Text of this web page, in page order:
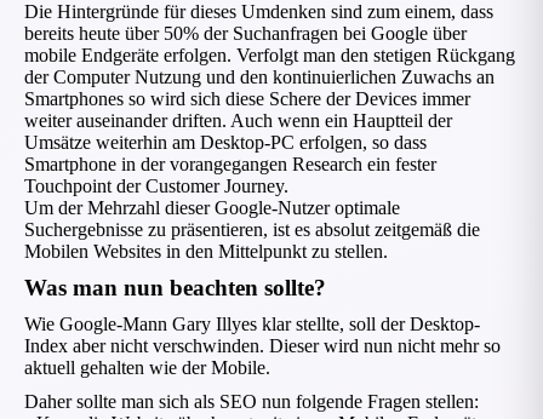
Die Hintergründe für dieses Umdenken sind zum einem, dass
bereits heute über 50% der Suchanfragen bei Google über
mobile Endgeräte erfolgen. Verfolgt man den stetigen Rückgang
der Computer Nutzung und den kontinuierlichen Zuwachs an
Smartphones so wird sich diese Schere der Devices immer
weiter auseinander driften. Auch wenn ein Hauptteil der
Umsätze weiterhin am Desktop-PC erfolgen, so dass
Smartphone in der vorangegangen Research ein fester
Touchpoint der Customer Journey.
Um der Mehrzahl dieser Google-Nutzer optimale
Suchergebnisse zu präsentieren, ist es absolut zeitgemäß die
Mobilen Websites in den Mittelpunkt zu stellen.
Was man nun beachten sollte?
Wie Google-Mann Gary Illyes klar stellte, soll der Desktop-
Index aber nicht verschwinden. Dieser wird nun nicht mehr so
aktuell gehalten wie der Mobile.
Daher sollte man sich als SEO nun folgende Fragen stellen: